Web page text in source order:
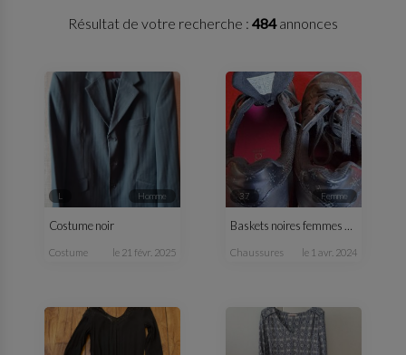
Résultat de votre recherche : 484annonces
L homme
Costume noir
costume le 21 févr. 2025
37 femme
Baskets noires femmes T37
chaussures le 1 avr. 2024